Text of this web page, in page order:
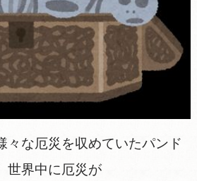
々な厄災を収めていたパンド
世界中に厄災が